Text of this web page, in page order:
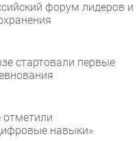
форум лидеров и
стартовали первые
навыки»